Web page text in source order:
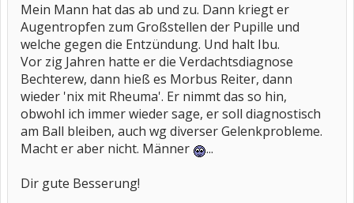
Mein Mann hat das ab und zu. Dann kriegt er
Augentropfen zum Großstellen der Pupille und
welche gegen die Entzündung. Und halt Ibu.
Vor zig Jahren hatte er die Verdachtsdiagnose
Bechterew, dann hieß es Morbus Reiter, dann
wieder 'nix mit Rheuma'. Er nimmt das so hin,
obwohl ich immer wieder sage, er soll diagnostisch
am Ball bleiben, auch wg diverser Gelenkprobleme.
Macht er aber nicht. Männer
...
Dir gute Besserung!